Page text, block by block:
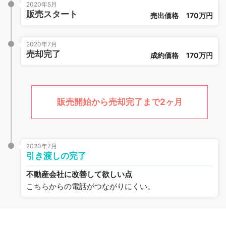
2020年5月
販売スタート 売出価格 170万円
2020年7月
売却完了 成約価格 170万円
販売開始から売却完了まで2ヶ月
2020年7月
引き渡しの完了
不動産会社に改善して欲しい点
こちらからの電話がつながりにくい。